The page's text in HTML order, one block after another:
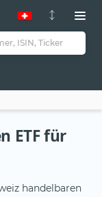
ETF für
handelbaren